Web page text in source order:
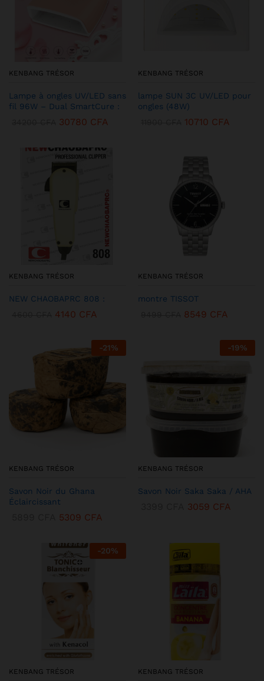
KENBANG TRÉSOR
Lampe à ongles UV/LED sans
fil 96W – Dual SmartCure :
30780 CFA
KENBANG TRÉSOR
lampe SUN 3C UV/LED pour
ongles (48W)
10710 CFA
KENBANG TRÉSOR
NEW CHAOBAPRC 808 :
4140 CFA
KENBANG TRÉSOR
montre TISSOT
8549 CFA
-21%
KENBANG TRÉSOR
Savon Noir du Ghana
Éclaircissant
5309 CFA
-19%
KENBANG TRÉSOR
Savon Noir Saka Saka / AHA
3059 CFA
-20%
KENBANG TRÉSOR KENBANG TRÉSOR